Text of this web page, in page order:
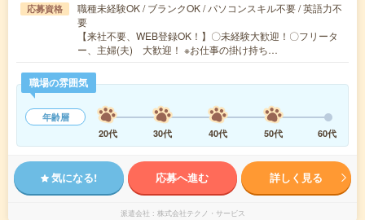
応募資格
職種未経験OK / ブランクOK / パソコンスキル不要 / 英語力不
要
【来社不要、WEB登録OK！】〇未経験大歓迎！〇フリータ
ー、主婦(夫) 大歓迎！ ※お仕事の掛け持ち…
職場の雰囲気
年齢層
20代
30代 40代 50代 60代
気になる! 応募へ進む 詳しく見る
派遣会社 株式会社テクノ・サービス